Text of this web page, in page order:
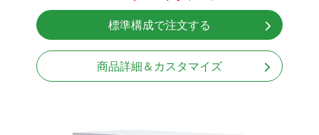
無線LAN Bluetooth対応
Windows11 Home 64bit
標準構成で注文する
商品詳細＆カスタマイズ